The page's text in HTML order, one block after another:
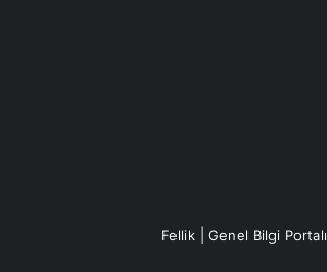
Fellik | Genel Bilgi Portalı